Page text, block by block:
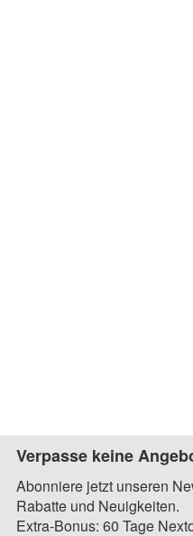
Verpasse keine
Abonniere jetzt unseren
Rabatte und Neuigkeiten.
Extra-Bonus: 60 Tage